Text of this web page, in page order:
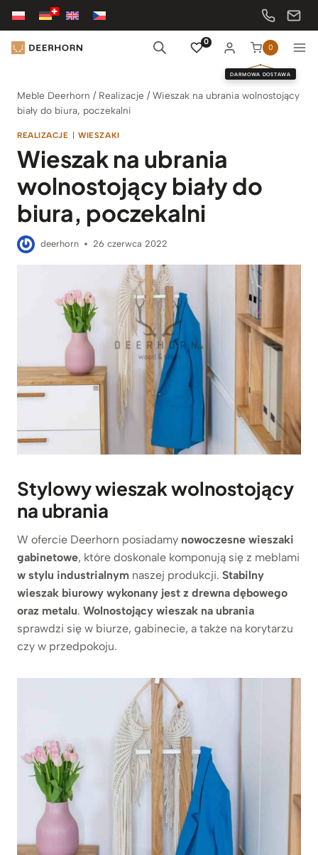
Przejdź
treści
0
0
DARMOWA DOSTAWA
Meble Deerhorn / Realizacje /Wieszak na ubrania wolnostojący
biały do biura, poczekalni
REALIZACJE | WIESZAKI
Wieszak na ubrania
wolnostojący biały do
biura, poczekalni
deerhorn 26 czerwca 2022
Stylowy wieszak wolnostojący
na ubrania
W ofercie Deerhorn posiadamy nowoczesne wieszaki
gabinetowe, które doskonale komponują się z meblami
w stylu industrialnym naszej produkcji. Stabilny
wieszak biurowy wykonany jest z drewna dębowego
oraz metalu. Wolnostojący wieszak na ubrania
sprawdzi się w biurze, gabinecie, a także na korytarzu
czy w przedpokoju.